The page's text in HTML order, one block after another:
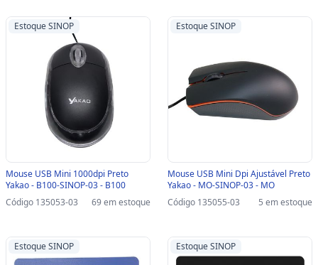
Estoque SINOP
Mouse USB Mini 1000dpi Preto
Yakao - B100-SINOP-03 - B100
Código 135053-03
69 em estoque
Estoque SINOP
Mouse USB Mini Dpi Ajustável Preto
Yakao - MO-SINOP-03 - MO
Código 135055-03
5 em estoque
Estoque SINOP Estoque SINOP